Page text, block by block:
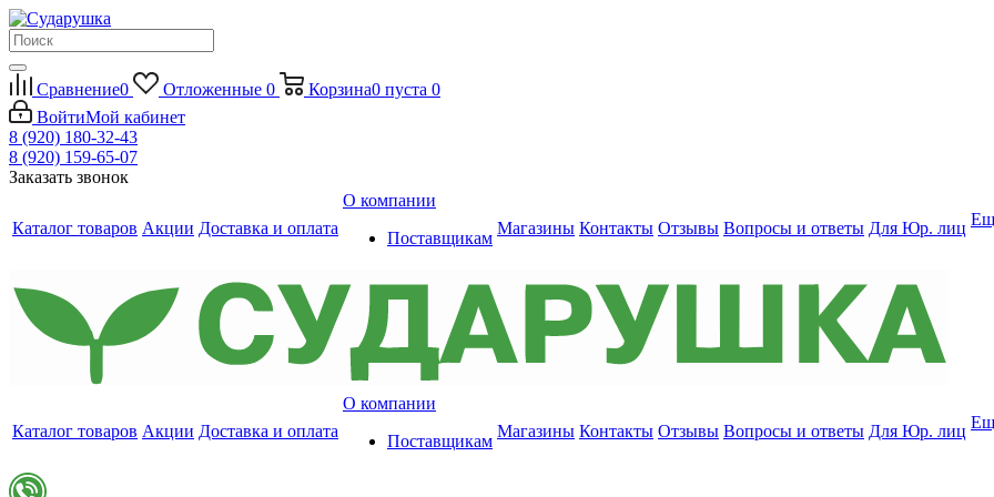
Сравнение0 Отложенные 0 Корзина0 пуста 0
ВойтиМой кабинет
8 (920) 180-32-43
8 (920) 159-65-07
Заказать звонок
Каталог товаров Акции Доставка и оплата
О компании
Поставщикам
Магазины Контакты Отзывы Вопросы и ответы Для Юр. лиц
Каталог товаров Акции Доставка и оплата
О компании
Поставщикам
Магазины Контакты Отзывы Вопросы и ответы Для Юр. лиц